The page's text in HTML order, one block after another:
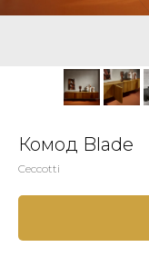
Комод Blade
Ceccotti